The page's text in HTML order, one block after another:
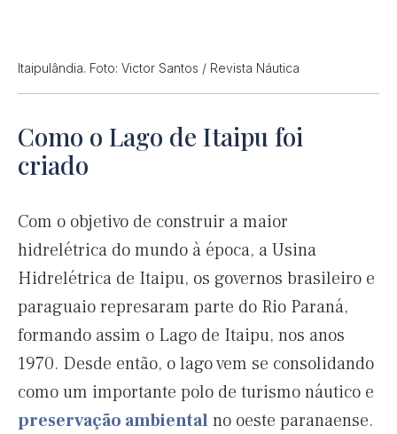
Itaipulândia. Foto: Victor Santos / Revista Náutica
Como o Lago de Itaipu foi
criado
Com o objetivo de construir a maior
hidrelétrica do mundo à época, a Usina
Hidrelétrica de Itaipu, os governos brasileiro e
paraguaio represaram parte do Rio Paraná,
formando assim o Lago de Itaipu, nos anos
1970. Desde então, o lago vem se consolidando
como um importante polo de turismo náutico e
preservação ambiental no oeste paranaense.